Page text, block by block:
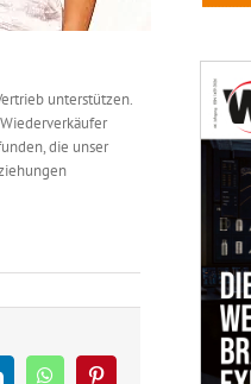
unterstützen.
die unser